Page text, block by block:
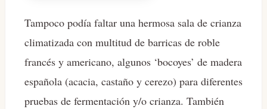
Tampoco podía faltar una hermosa sala de crianza
climatizada con multitud de barricas de roble
francés y americano, algunos ‘bocoyes’ de madera
española (acacia, castaño y cerezo) para diferentes
pruebas de fermentación y/o crianza. También